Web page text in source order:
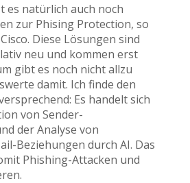
es natürlich auch noch
zur Phising Protection, so
Diese Lösungen sind
neu und kommen erst
gibt es noch nicht allzu
damit. Ich finde den
Es handelt sich
von Sender-
der Analyse von
Beziehungen durch AI. Das
Phishing-Attacken und